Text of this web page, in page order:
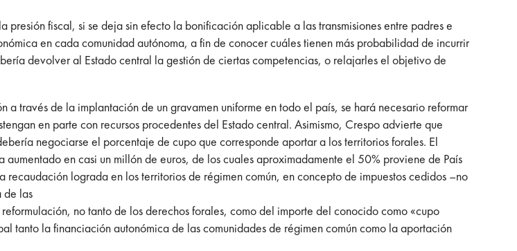
fiscal, si se deja sin efecto la bonificación aplicable a las transmisiones entre padres e
en cada comunidad autónoma, a fin de conocer cuáles tienen más probabilidad de incurrir
devolver al Estado central la gestión de ciertas competencias, o relajarles el objetivo de
través de la implantación de un gravamen uniforme en todo el país, se hará necesario reformar
en parte con recursos procedentes del Estado central. Asimismo, Crespo advierte que
negociarse el porcentaje de cupo que corresponde aportar a los territorios forales. El
en casi un millón de euros, de los cuales aproximadamente el 50% proviene de País
lograda en los territorios de régimen común, en concepto de impuestos cedidos –no
de las
no tanto de los derechos forales, como del importe del conocido como «cupo
tanto la financiación autonómica de las comunidades de régimen común como la aportación